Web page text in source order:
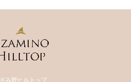
み野ヒルトップ